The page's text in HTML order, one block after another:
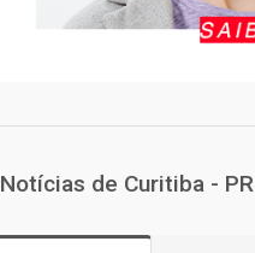
Notícias de Curitiba - PR